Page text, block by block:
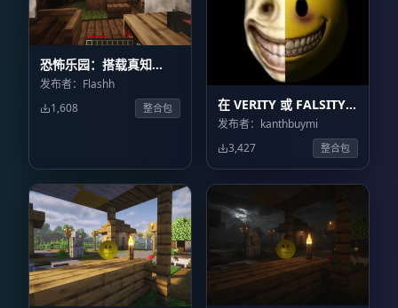
恐怖乐园：搭载真知
Horrorland with Verity
发布者：Flashh
1,608
整合包
在 VERITY 或 FALSITY
中求生 Survive from
VERITY or FALSITY
发布者：kanthbuymi
3,427
整合包